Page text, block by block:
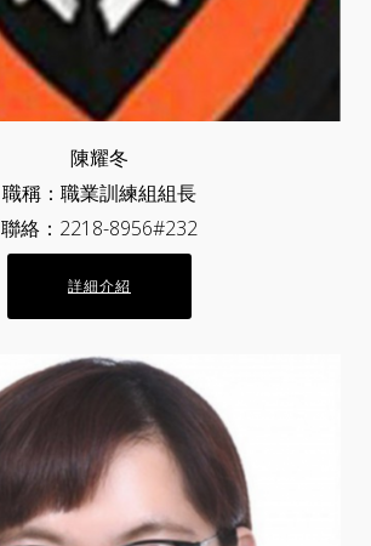
陳耀冬
職稱：職業訓練組組長
聯絡：2218-8956#232
詳細介紹